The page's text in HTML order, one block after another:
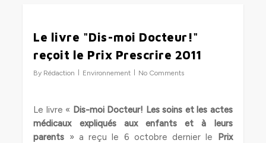
Le livre "Dis-moi Docteur!"
reçoit le Prix Prescrire 2011
By Rédaction Environnement No Comments
Le livre « Dis-moi Docteur! Les soins et les actes
médicaux expliqués aux enfants et à leurs
parents » a reçu le 6 octobre dernier le
Prix